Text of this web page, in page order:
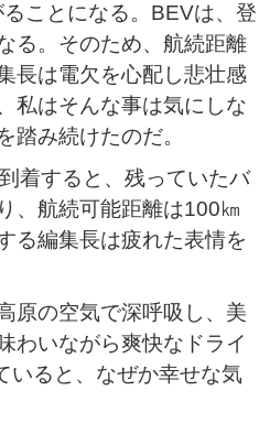
ことになる。BEVは、登
る。そのため、航続距離
長は電欠を心配し悲壮感
私はそんな事は気にしな
踏み続けたのだ。
着すると、残っていたバ
、航続可能距離は100㎞
る編集長は疲れた表情を
原の空気で深呼吸し、美
わいながら爽快なドライ
いると、なぜか幸せな気